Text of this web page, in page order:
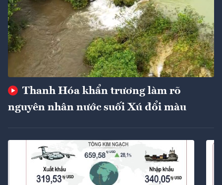
Thanh Hóa khẩn trương làm rõ
nguyên nhân nước suối Xú đổi màu